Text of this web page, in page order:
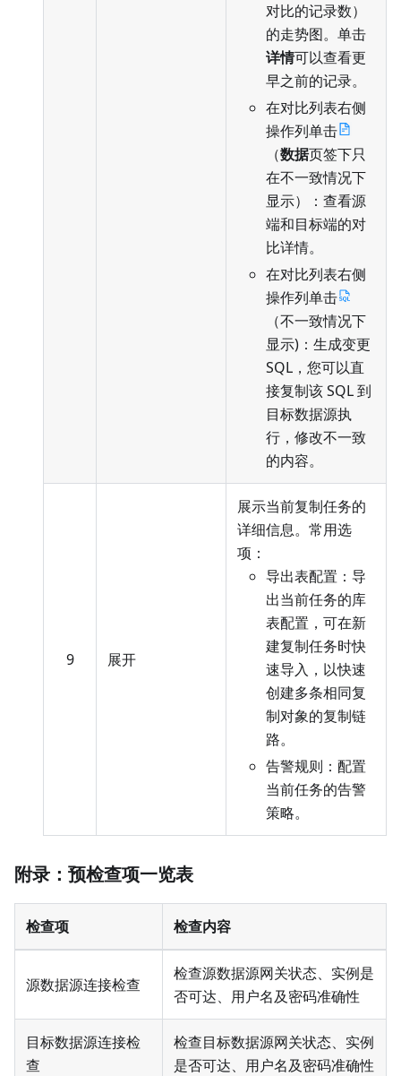
对比的记录数）
的走势图。单击
详情可以查看更
早之前的记录。
在对比列表右侧
操作列单击
（数据页签下只
在不一致情况下
显示）：查看源
端和目标端的对
比详情。
在对比列表右侧
操作列单击
（不一致情况下
显示)：生成变更
SQL，您可以直
接复制该 SQL 到
目标数据源执
行，修改不一致
的内容。
9 展开
展示当前复制任务的
详细信息。常用选
项：
导出表配置：导
出当前任务的库
表配置，可在新
建复制任务时快
速导入，以快速
创建多条相同复
制对象的复制链
路。
告警规则：配置
当前任务的告警
策略。
附录：预检查项一览表
检查项 检查内容
源数据源连接检查
检查源数据源网关状态、实例是
否可达、用户名及密码准确性
目标数据源连接检
查
检查目标数据源网关状态、实例
是否可达、用户名及密码准确性